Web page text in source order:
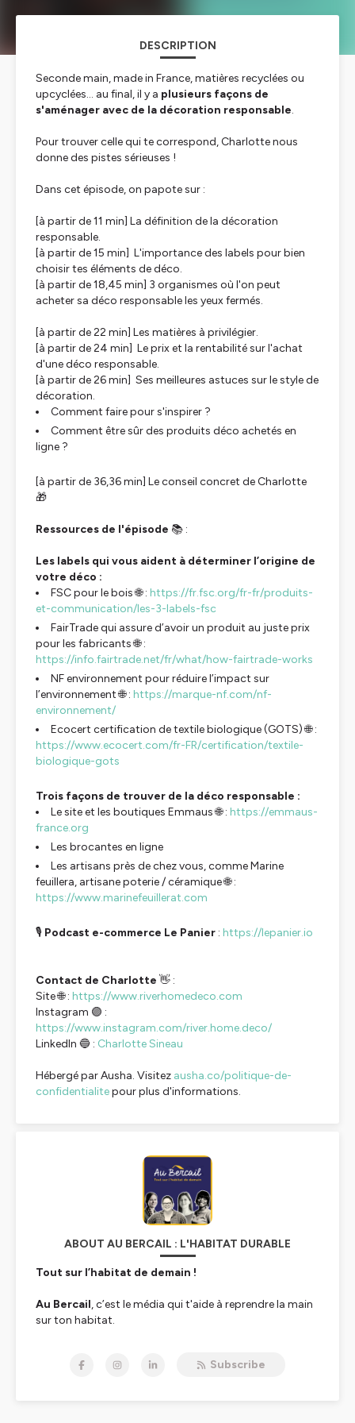
DESCRIPTION
Seconde main, made in France, matières recyclées ou
upcyclées... au final, il y a plusieurs façons de
s'aménager avec de la décoration responsable.
Pour trouver celle qui te correspond, Charlotte nous
donne des pistes sérieuses !
Dans cet épisode, on papote sur :
[à partir de 11 min] La définition de la décoration
responsable.
[à partir de 15 min] L'importance des labels pour bien
choisir tes éléments de déco.
[à partir de 18,45 min] 3 organismes où l'on peut
acheter sa déco responsable les yeux fermés.
[à partir de 22 min] Les matières à privilégier.
[à partir de 24 min] Le prix et la rentabilité sur l'achat
d'une déco responsable.
[à partir de 26 min] Ses meilleures astuces sur le style de
décoration.
Comment faire pour s'inspirer ?
Comment être sûr des produits déco achetés en
ligne ?
[à partir de 36,36 min] Le conseil concret de Charlotte
🎁
Ressources de l'épisode 📚 :
Les labels qui vous aident à déterminer l’origine de
votre déco :
FSC pour le bois 🌐 : https://fr.fsc.org/fr-fr/produits-
et-communication/les-3-labels-fsc
FairTrade qui assure d’avoir un produit au juste prix
pour les fabricants 🌐 :
https://info.fairtrade.net/fr/what/how-fairtrade-works
NF environnement pour réduire l’impact sur
l’environnement 🌐 : https://marque-nf.com/nf-
environnement/
Ecocert certification de textile biologique (GOTS) 🌐 :
https://www.ecocert.com/fr-FR/certification/textile-
biologique-gots
Trois façons de trouver de la déco responsable :
Le site et les boutiques Emmaus 🌐 : https://emmaus-
france.org
Les brocantes en ligne
Les artisans près de chez vous, comme Marine
feuillera, artisane poterie / céramique 🌐 :
https://www.marinefeuillerat.com
🎙️ Podcast e-commerce Le Panier : https://lepanier.io
Contact de Charlotte 👋 :
Site 🌐 : https://www.riverhomedeco.com
Instagram 🟣 :
https://www.instagram.com/river.home.deco/
LinkedIn 🔵 : Charlotte Sineau
Hébergé par Ausha. Visitez ausha.co/politique-de-
confidentialitepour plus d'informations.
ABOUT AU BERCAIL : L'HABITAT DURABLE
Tout sur l’habitat de demain !
Au Bercail, c’est le média qui t'aide à reprendre la main
sur ton habitat.
Juliette Fanny et Frédérique, on forme la
Subscribe